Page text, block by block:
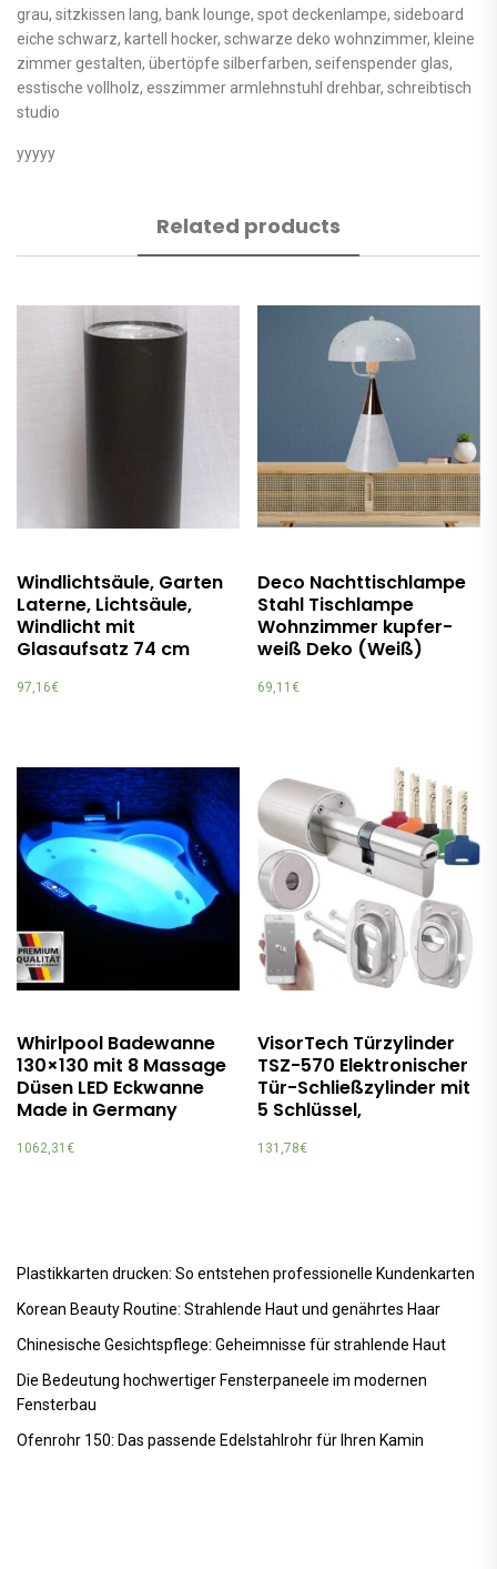
grau, sitzkissen lang, bank lounge, spot deckenlampe, sideboard
eiche schwarz, kartell hocker, schwarze deko wohnzimmer, kleine
zimmer gestalten, übertöpfe silberfarben, seifenspender glas,
esstische vollholz, esszimmer armlehnstuhl drehbar, schreibtisch
studio
yyyyy
Related products
Windlichtsäule, Garten
Laterne, Lichtsäule,
Windlicht mit
Glasaufsatz 74 cm
97,16€
Deco Nachttischlampe
Stahl Tischlampe
Wohnzimmer kupfer-
weiß Deko (Weiß)
69,11 €
Whirlpool Badewanne
130×130 mit 8 Massage
Düsen LED Eckwanne
Made in Germany
1062,31 €
VisorTech Türzylinder
TSZ-570 Elektronischer
Tür-Schließzylinder mit
5 Schlüssel,
131,78€
Plastikkarten drucken: So entstehen professionelle Kundenkarten
Korean Beauty Routine: Strahlende Haut und genährtes Haar
Chinesische Gesichtspflege: Geheimnisse für strahlende Haut
Die Bedeutung hochwertiger Fensterpaneele im modernen
Fensterbau
Ofenrohr 150: Das passende Edelstahlrohr für Ihren Kamin